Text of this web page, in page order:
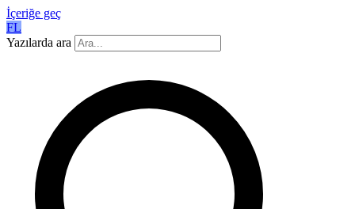
İçeriğe geç
FL
Yazılarda ara